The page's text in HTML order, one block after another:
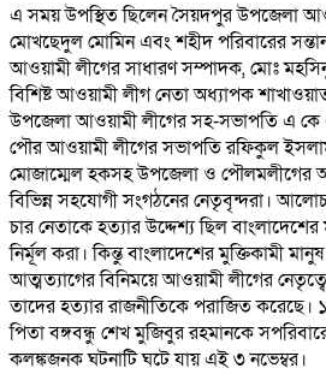
এ সময় উপস্থিত ছিলেন সৈয়দপুর উপজেলা
মোখছেদুল মোমিন এবং শহীদ পরিবারের
আওয়ামী লীগের সাধারণ সম্পাদক, মোঃ
বিশিষ্ট আওয়ামী লীগ নেতা অধ্যাপক
উপজেলা আওয়ামী লীগের সহ-সভাপতি এ কে
পৌর আওয়ামী লীগের সভাপতি রফিকুল
মোজাম্মেল হকসহ উপজেলা ও পৌলমলীগের
বিভিন্ন সহযোগী সংগঠনের নেতৃবৃন্দরা।
চার নেতাকে হত্যার উদ্দেশ্য ছিল
নির্মূল করা। কিন্তু বাংলাদেশের মুক্তিকামী
আত্মত্যাগের বিনিময়ে আওয়ামী লীগের
তাদের হত্যার রাজনীতিকে পরাজিত
পিতা বঙ্গবন্ধু শেখ মুজিবুর রহমানকে
কলঙ্কজনক ঘটনাটি ঘটে যায় এই ৩ নভেম্বর।